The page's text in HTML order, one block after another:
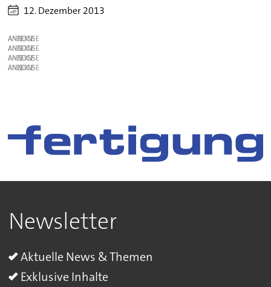
12. Dezember 2013
ANZEIGE
ANZEIGE
ANZEIGE
ANZEIGE
Newsletter
Aktuelle News & Themen
Exklusive Inhalte